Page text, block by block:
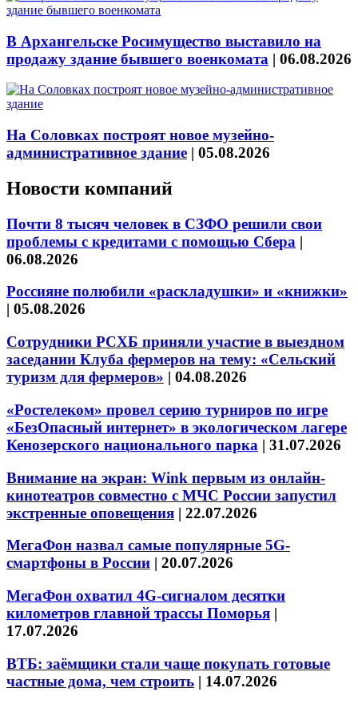
В Архангельске Росимущество выставило на
продажу здание бывшего военкомата | 06.08.2026
На Соловках построят новое музейно-
административное здание | 05.08.2026
Новости компаний
Почти 8 тысяч человек в СЗФО решили свои
проблемы с кредитами с помощью Сбера |
06.08.2026
Россияне полюбили «раскладушки» и «книжки»
| 05.08.2026
Сотрудники РСХБ приняли участие в выездном
заседании Клуба фермеров на тему: «Сельский
туризм для фермеров» | 04.08.2026
«Ростелеком» провел серию турниров по игре
«БезОпасный интернет» в экологическом лагере
Кенозерского национального парка | 31.07.2026
Внимание на экран: Wink первым из онлайн-
кинотеатров совместно с МЧС России запустил
экстренные оповещения | 22.07.2026
МегаФон назвал самые популярные 5G-
смартфоны в России | 20.07.2026
МегаФон охватил 4G-сигналом десятки
километров главной трассы Поморья |
17.07.2026
ВТБ: заёмщики стали чаще покупать готовые
частные дома, чем строить | 14.07.2026